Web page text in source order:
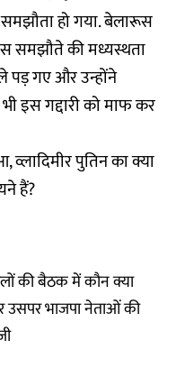
हो गया. बेलारूस
समझौते की मध्यस्थता
पड़ गए और उन्होंने
भी इस गद्दारी को माफ कर
पुतिन का क्या
हैं?
की बैठक में कौन क्या
उसपर भाजपा नेताओं की